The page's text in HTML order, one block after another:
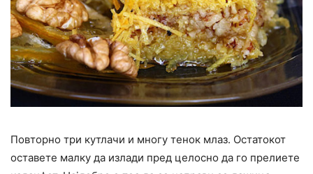
Повторно три кутлачи и многу тенок млаз. Остатокот
оставете малку да излади пред целосно да го прелиете